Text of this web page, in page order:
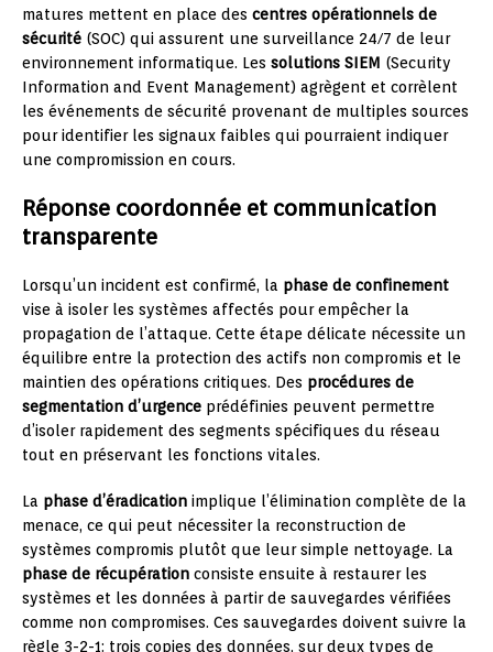
matures mettent en place des centres opérationnels de
sécurité (SOC) qui assurent une surveillance 24/7 de leur
environnement informatique. Les solutions SIEM (Security
Information and Event Management) agrègent et corrèlent
les événements de sécurité provenant de multiples sources
pour identifier les signaux faibles qui pourraient indiquer
une compromission en cours.
Réponse coordonnée et communication
transparente
Lorsqu’un incident est confirmé, la phase de confinement
vise à isoler les systèmes affectés pour empêcher la
propagation de l’attaque. Cette étape délicate nécessite un
équilibre entre la protection des actifs non compromis et le
maintien des opérations critiques. Des procédures de
segmentation d’urgence prédéfinies peuvent permettre
d’isoler rapidement des segments spécifiques du réseau
tout en préservant les fonctions vitales.
La phase d’éradication implique l’élimination complète de la
menace, ce qui peut nécessiter la reconstruction de
systèmes compromis plutôt que leur simple nettoyage. La
phase de récupération consiste ensuite à restaurer les
systèmes et les données à partir de sauvegardes vérifiées
comme non compromises. Ces sauvegardes doivent suivre la
règle 3-2-1: trois copies des données, sur deux types de